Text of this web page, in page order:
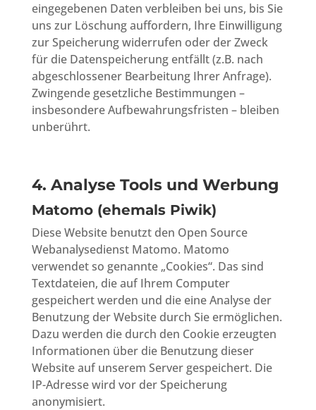
eingegebenen Daten verbleiben bei uns, bis Sie
uns zur Löschung auffordern, Ihre Einwilligung
zur Speicherung widerrufen oder der Zweck
für die Datenspeicherung entfällt (z.B. nach
abgeschlossener Bearbeitung Ihrer Anfrage).
Zwingende gesetzliche Bestimmungen –
insbesondere Aufbewahrungsfristen – bleiben
unberührt.
4. Analyse Tools und Werbung
Matomo (ehemals Piwik)
Diese Website benutzt den Open Source
Webanalysedienst Matomo. Matomo
verwendet so genannte „Cookies“. Das sind
Textdateien, die auf Ihrem Computer
gespeichert werden und die eine Analyse der
Benutzung der Website durch Sie ermöglichen.
Dazu werden die durch den Cookie erzeugten
Informationen über die Benutzung dieser
Website auf unserem Server gespeichert. Die
IP-Adresse wird vor der Speicherung
anonymisiert.